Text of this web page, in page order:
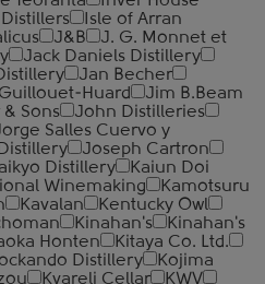
Distillers
Isle of Arran
J&B
J. G. Monnet et
Jack Daniels Distillery
Jan Becher
Huard
Jim B.Beam
Sons
John Distilleries
Salles Cuervo y
Joseph Cartron
Distillery
Kaiun Doi
Winemaking
Kamotsuru
Kavalan
Kentucky Owl
Kinahan's
Kinahan's
Honten
Kitaya Co. Ltd.
Distillery
Kojima
Kvareli Cellar
KWV